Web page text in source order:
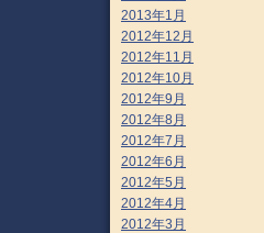
2013年1月
2012年12月
2012年11月
2012年10月
2012年9月
2012年8月
2012年7月
2012年6月
2012年5月
2012年4月
2012年3月